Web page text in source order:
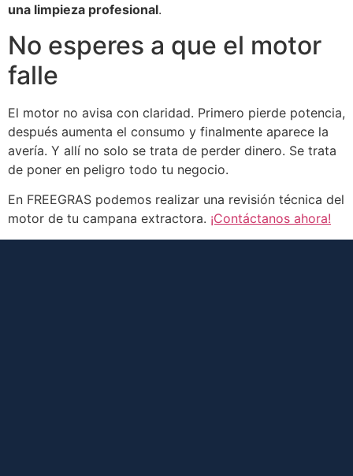
una limpieza profesional.
No esperes a que el motor
falle
El motor no avisa con claridad. Primero pierde potencia,
después aumenta el consumo y finalmente aparece la
avería. Y allí no solo se trata de perder dinero. Se trata
de poner en peligro todo tu negocio.
En FREEGRAS podemos realizar una revisión técnica del
motor de tu campana extractora. ¡Contáctanos ahora!